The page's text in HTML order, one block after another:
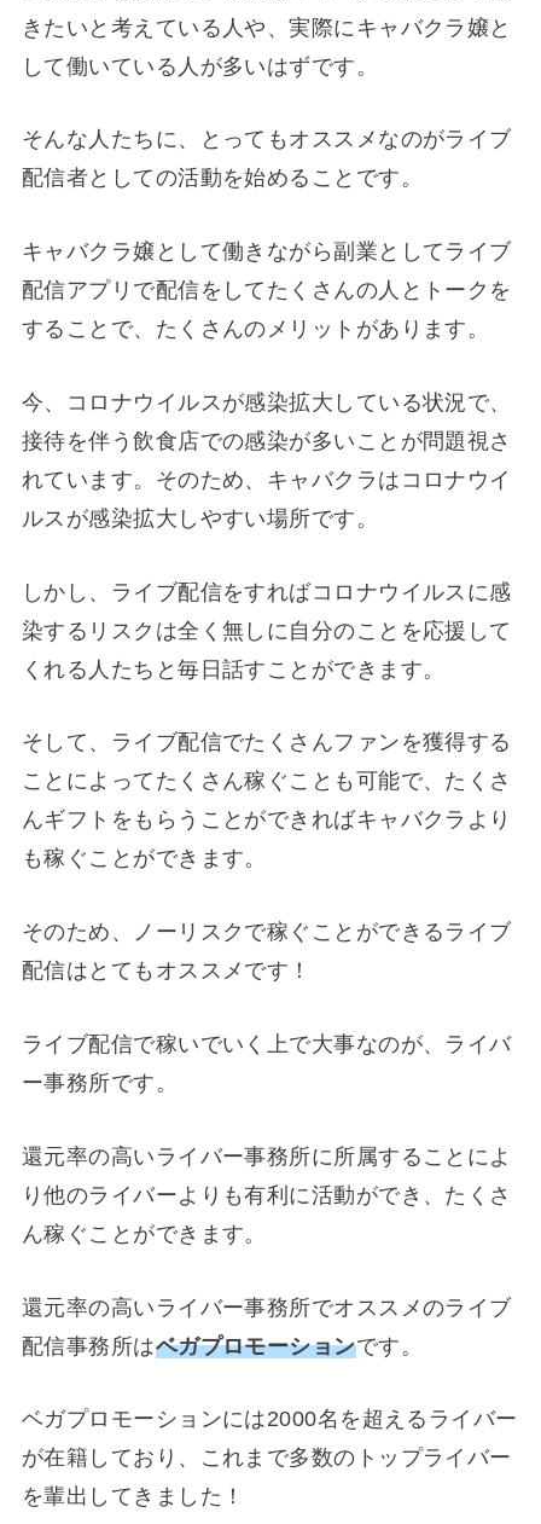
きたいと考えている人や、実際にキャバクラ嬢と
して働いている人が多いはずです。
そんな人たちに、とってもオススメなのがライブ
配信者としての活動を始めることです。
キャバクラ嬢として働きながら副業としてライブ
配信アプリで配信をしてたくさんの人とトークを
することで、たくさんのメリットがあります。
今、コロナウイルスが感染拡大している状況で、
接待を伴う飲食店での感染が多いことが問題視さ
れています。そのため、キャバクラはコロナウイ
ルスが感染拡大しやすい場所です。
しかし、ライブ配信をすればコロナウイルスに感
染するリスクは全く無しに自分のことを応援して
くれる人たちと毎日話すことができます。
そして、ライブ配信でたくさんファンを獲得する
ことによってたくさん稼ぐことも可能で、たくさ
んギフトをもらうことができればキャバクラより
も稼ぐことができます。
そのため、ノーリスクで稼ぐことができるライブ
配信はとてもオススメです！
ライブ配信で稼いでいく上で大事なのが、ライバ
ー事務所です。
還元率の高いライバー事務所に所属することによ
り他のライバーよりも有利に活動ができ、たくさ
ん稼ぐことができます。
還元率の高いライバー事務所でオススメのライブ
配信事務所はベガプロモーションです。
ベガプロモーションには2000名を超えるライバー
が在籍しており、これまで多数のトップライバー
を輩出してきました！